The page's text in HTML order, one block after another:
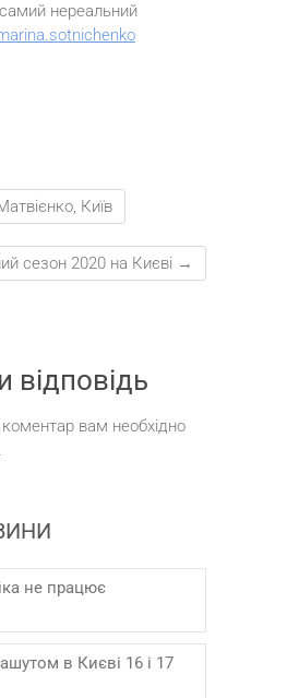
нереальний
Київ
сезон 2020 на Києві →
відповідь
вам необхідно
.
не працює
в Києві 16 і 17